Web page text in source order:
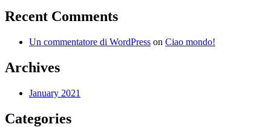
Recent Comments
Un commentatore di WordPress on Ciao mondo!
Archives
January 2021
Categories